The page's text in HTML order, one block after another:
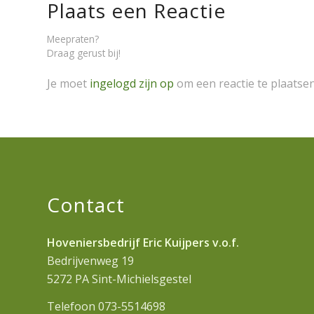
Plaats een Reactie
Meepraten?
Draag gerust bij!
Je moet ingelogd zijn op om een reactie te
Contact
Hoveniersbedrijf Eric Kuijpers v.o.f.
Bedrijvenweg 19
5272 PA Sint-Michielsgestel
Telefoon 073-5514698